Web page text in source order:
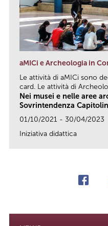
aMICi e Archeologia in
Le attività di aMICi sono
card. Le attività di
Nei musei e nelle aree
Sovrintendenza
01/10/2021 - 30/04/2023
Iniziativa didattica